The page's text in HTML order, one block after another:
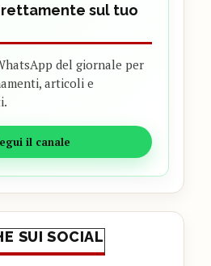
sul tuo
del giornale per
articoli e
il canale
SUI SOCIAL